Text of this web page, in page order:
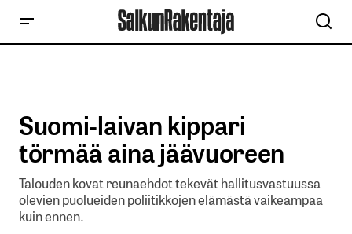
Suomi-laivan kippari
törmää aina jäävuoreen
Talouden kovat reunaehdot tekevät hallitusvastuussa
olevien puolueiden poliitikkojen elämästä vaikeampaa
kuin ennen.